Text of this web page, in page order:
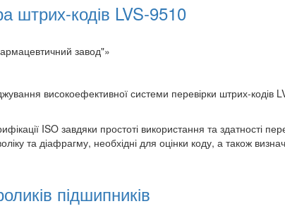
штрих-кодів LVS-9510
завод"»
високоефективної системи перевірки штрих-
ISO завдяки простоті використання та здатності
та діафрагму, необхідні для оцінки коду, а також
підшипників